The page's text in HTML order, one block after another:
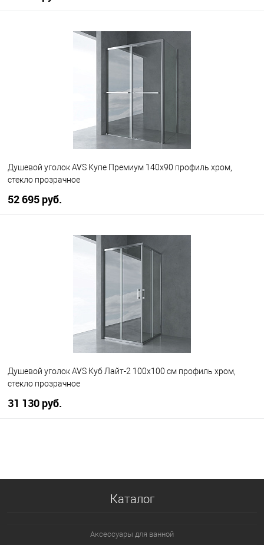
В корзину
В наличии
Душевой уголок AVS Купе Премиум 140x90 профиль хром,
стекло прозрачное
52 695 руб.
В корзину
В наличии
Душевой уголок AVS Куб Лайт-2 100x100 см профиль хром,
стекло прозрачное
31 130 руб.
Каталог
Аксессуары для ванной